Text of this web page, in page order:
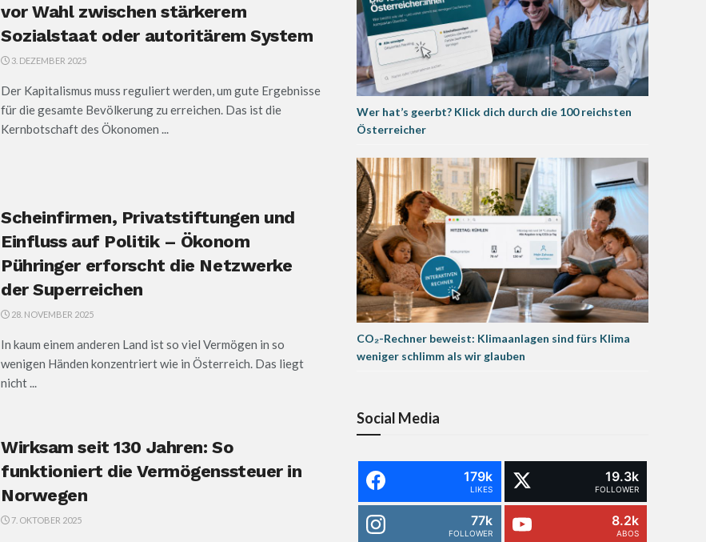
vor Wahl zwischen stärkerem
Sozialstaat oder autoritärem System
3. DEZEMBER 2025
Der Kapitalismus muss reguliert werden, um gute Ergebnisse
für die gesamte Bevölkerung zu erreichen. Das ist die
Kernbotschaft des Ökonomen ...
Scheinfirmen, Privatstiftungen und
Einfluss auf Politik – Ökonom
Pühringer erforscht die Netzwerke
der Superreichen
28. NOVEMBER 2025
In kaum einem anderen Land ist so viel Vermögen in so
wenigen Händen konzentriert wie in Österreich. Das liegt
nicht ...
Wirksam seit 130 Jahren: So
funktioniert die Vermögenssteuer in
Norwegen
7. OKTOBER 2025
Wer hat’s geerbt? Klick dich durch die 100 reichsten
Österreicher
CO₂-Rechner beweist: Klimaanlagen sind fürs Klima
weniger schlimm als wir glauben
Social Media
179k
LIKES
19.3k
FOLLOWER
77k
FOLLOWER
8.2k
ABOS